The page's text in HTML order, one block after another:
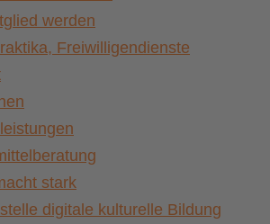
werden
Freiwilligendienste
stark
digitale kulturelle Bildung